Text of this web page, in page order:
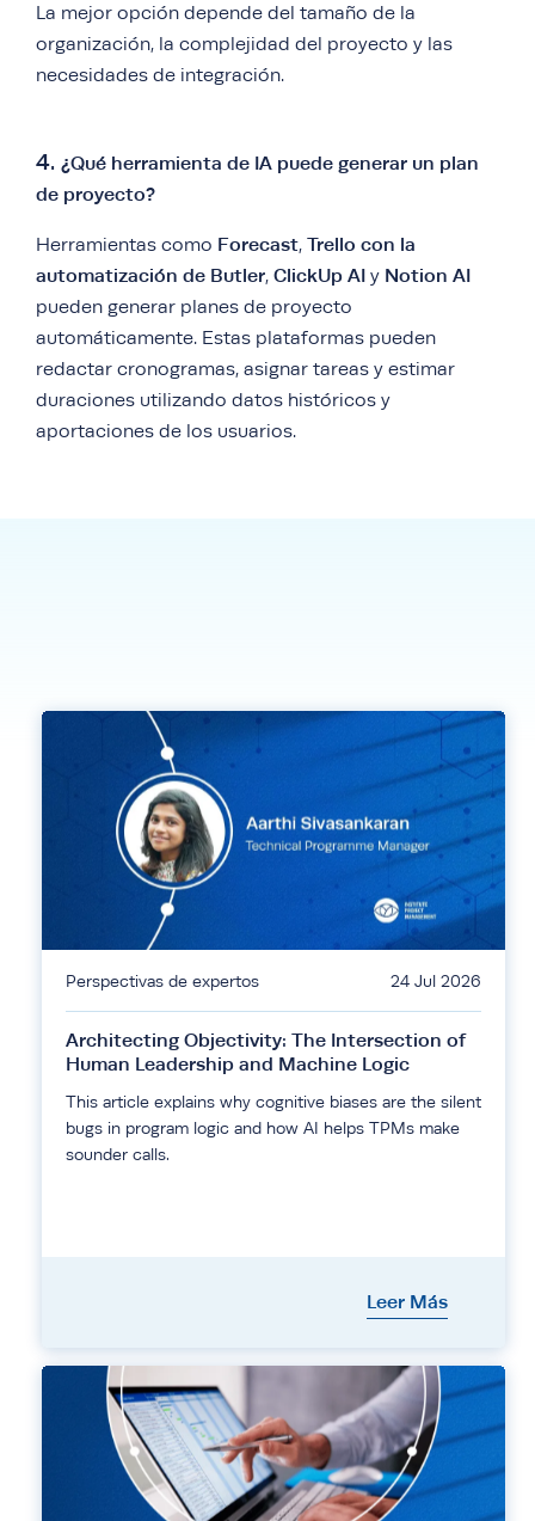
La mejor opción depende del tamaño de la
organización, la complejidad del proyecto y las
necesidades de integración.
4. ¿Qué herramienta de IA puede generar un plan
de proyecto?
Herramientas como Forecast, Trello con la
automatización de Butler, ClickUp AI y Notion AI
pueden generar planes de proyecto
automáticamente. Estas plataformas pueden
redactar cronogramas, asignar tareas y estimar
duraciones utilizando datos históricos y
aportaciones de los usuarios.
Perspectivas de expertos 24 Jul 2026
Architecting Objectivity: The Intersection of
Human Leadership and Machine Logic
This article explains why cognitive biases are the silent
bugs in program logic and how AI helps TPMs make
sounder calls.
Leer Más